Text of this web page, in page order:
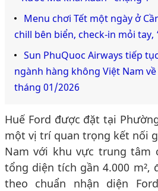
Menu chơi Tết một ngày ở
chill bên biển, check-in mỏi tay,
Sun PhuQuoc Airways tiếp
ngành hàng không Việt Nam
tháng 01/2026
Huế Ford được đặt tại
một vị trí quan trọng kết nối
Nam với khu vực trung tâm
tổng diện tích gần 4.000 m²,
theo chuẩn nhận diện